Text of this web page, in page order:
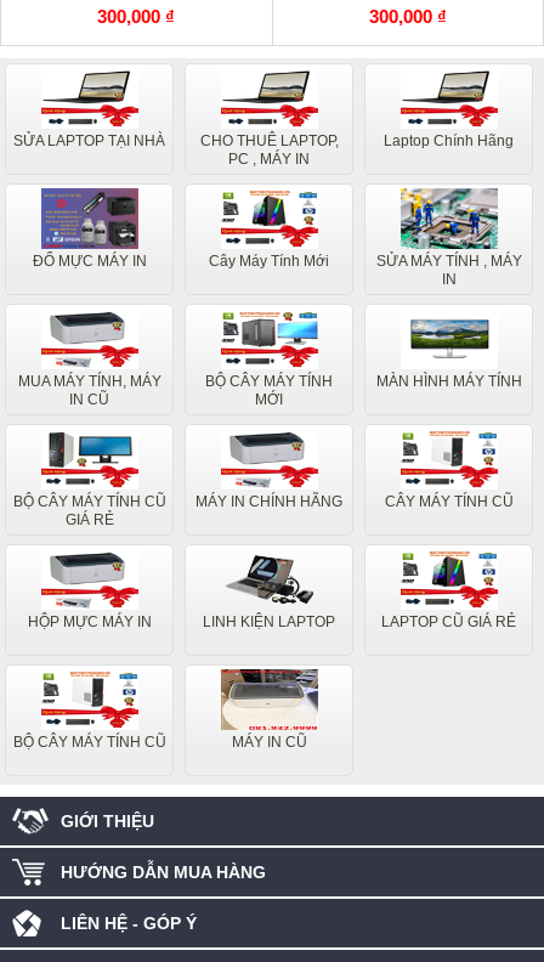
300,000 ₫
300,000 ₫
SỬA LAPTOP TẠI NHÀ
CHO THUÊ LAPTOP,
PC , MÁY IN
Laptop Chính Hãng
ĐỔ MỰC MÁY IN Cây Máy Tính Mới
SỬA MÁY TÍNH , MÁY
IN
MUA MÁY TÍNH, MÁY
IN CŨ
BỘ CÂY MÁY TÍNH
MỚI
MÀN HÌNH MÁY TÍNH
BỘ CÂY MÁY TÍNH CŨ
GIÁ RẺ
MÁY IN CHÍNH HÃNG CÂY MÁY TÍNH CŨ
HỘP MỰC MÁY IN LINH KIỆN LAPTOP LAPTOP CŨ GIÁ RẺ
BỘ CÂY MÁY TÍNH CŨ MÁY IN CŨ
GIỚI THIỆU
HƯỚNG DẪN MUA HÀNG
LIÊN HỆ - GÓP Ý